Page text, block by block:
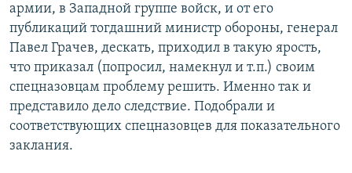
армии, в Западной группе войск, и от его
публикаций тогдашний министр обороны, генерал
Павел Грачев, дескать, приходил в такую ярость,
что приказал (попросил, намекнул и т.п.) своим
спецназовцам проблему решить. Именно так и
представило дело следствие. Подобрали и
соответствующих спецназовцев для показательного
заклания.